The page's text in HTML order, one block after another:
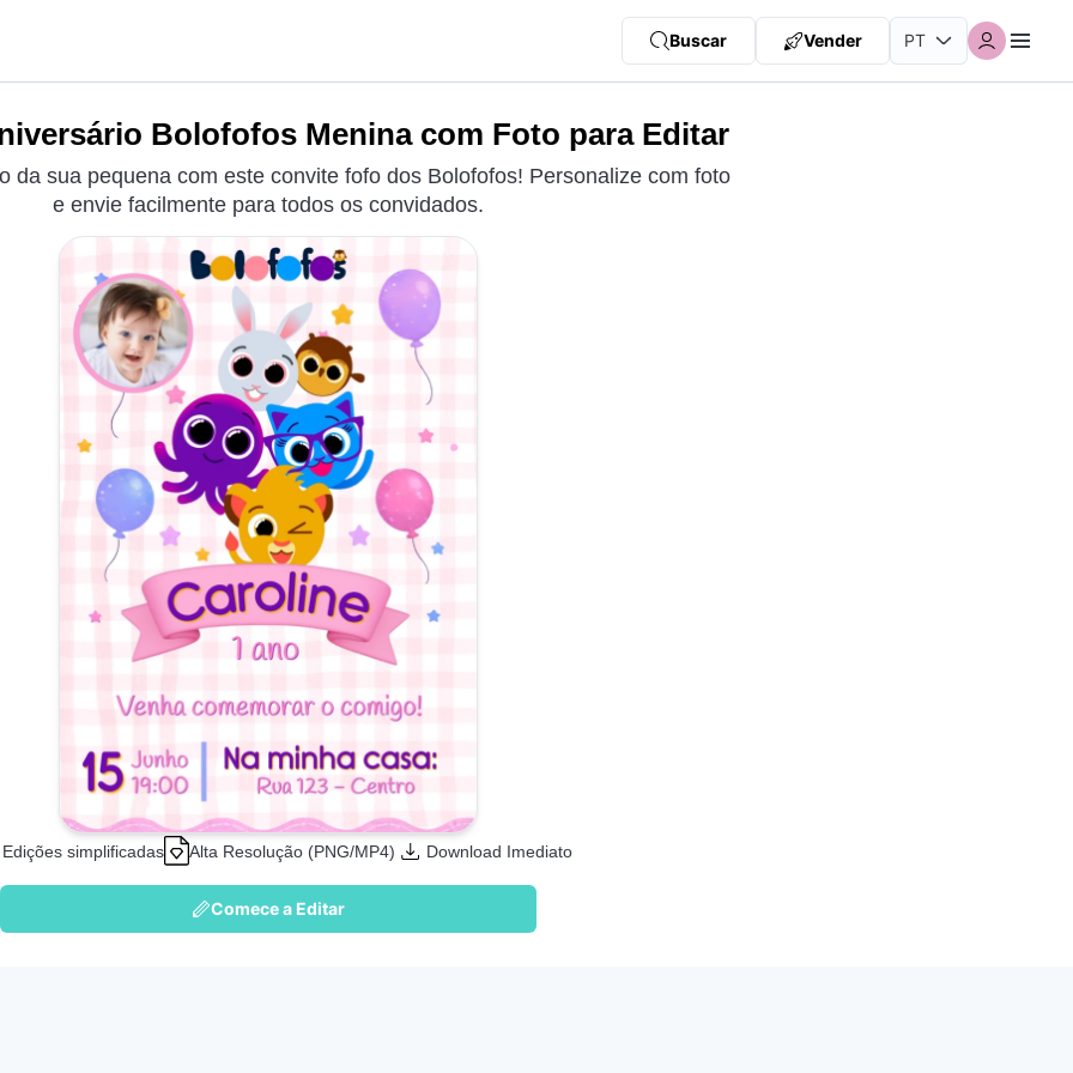
Buscar Vender
Bolofofos Menina com Foto para Editar
da sua pequena com este convite fofo dos Bolofofos! Personalize com foto
e envie facilmente para todos os convidados.
Edições simplificadas Alta Resolução (PNG/MP4) Download Imediato
Comece a Editar